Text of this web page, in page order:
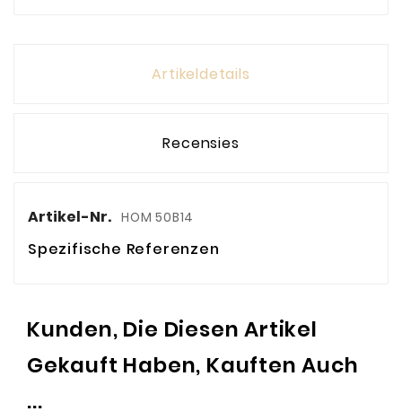
Artikeldetails
Recensies
Artikel-Nr. HOM 50B14
Spezifische Referenzen
Kunden, Die Diesen Artikel
Gekauft Haben, Kauften Auch
...